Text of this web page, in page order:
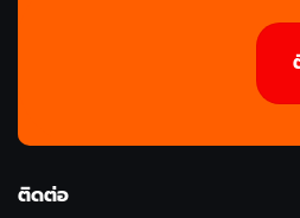
ติดต่อ